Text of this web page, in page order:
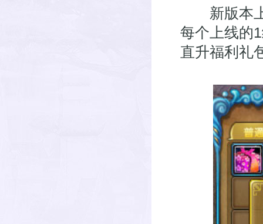
新版本上
每个上线的
直升福利礼